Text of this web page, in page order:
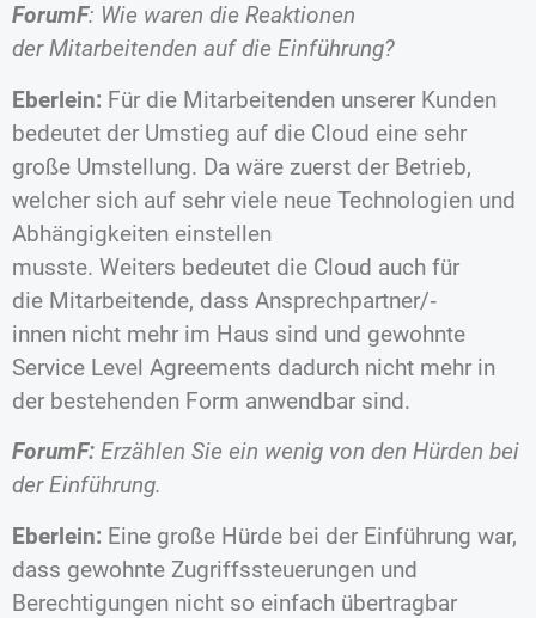
ForumF: Wie waren die Reaktionen
der Mitarbeitenden auf die Einführung?
Eberlein: Für die Mitarbeitenden unserer Kunden
bedeutet der Umstieg auf die Cloud eine sehr
große Umstellung. Da wäre zuerst der Betrieb,
welcher sich auf sehr viele neue Technologien und
Abhängigkeiten einstellen
musste. Weiters bedeutet die Cloud auch für
die Mitarbeitende, dass Ansprechpartner/‐
innen nicht mehr im Haus sind und gewohnte
Service Level Agreements dadurch nicht mehr in
der bestehenden Form anwendbar sind.
ForumF: Erzählen Sie ein wenig von den Hürden bei
der Einführung.
Eberlein: Eine große Hürde bei der Einführung war,
dass gewohnte Zugriffssteuerungen und
Berechtigungen nicht so einfach übertragbar